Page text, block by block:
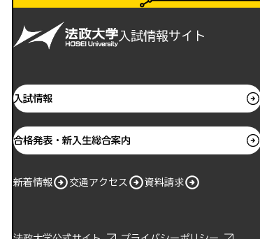
入試情報サイト
入試情報
合格発表・新入生総合案内
新着情報 交通アクセス 資料請求